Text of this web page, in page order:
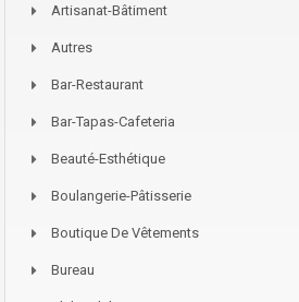
Artisanat-Bâtiment
Autres
Bar-Restaurant
Bar-Tapas-Cafeteria
Beauté-Esthétique
Boulangerie-Pâtisserie
Boutique De Vêtements
Bureau